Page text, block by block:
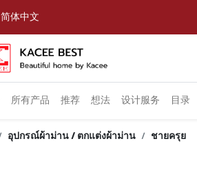
简体中文
所有产品 推荐 想法 设计服务 目录
อุปกรณ์ผ้าม่าน / ตกแต่งผ้าม่าน ชายครุย